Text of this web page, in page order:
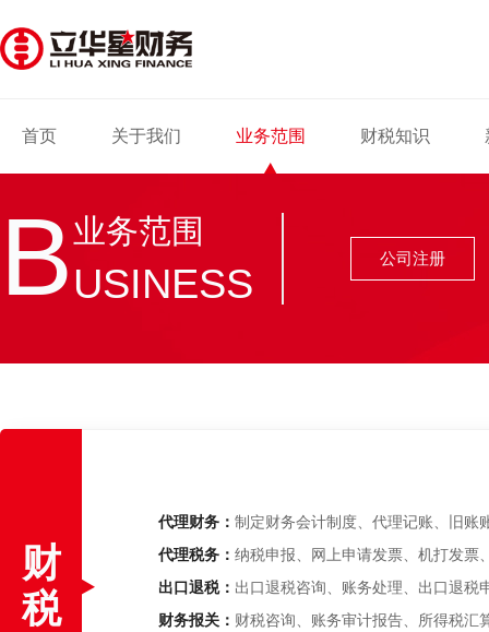
首页 关于我们 业务范围 财税知识
B业务范围
USINESS
公司注册
财
税
代理财务： 制定财务会计制度、代理记账、旧账
代理税务： 纳税申报、网上申请发票、机打发票
出口退税： 出口退税咨询、账务处理、出口退税
财务报关： 财税咨询、账务审计报告、所得税汇